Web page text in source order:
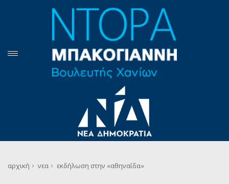
αρχική νεα εκδήλωση στην «αθηναΐδα»